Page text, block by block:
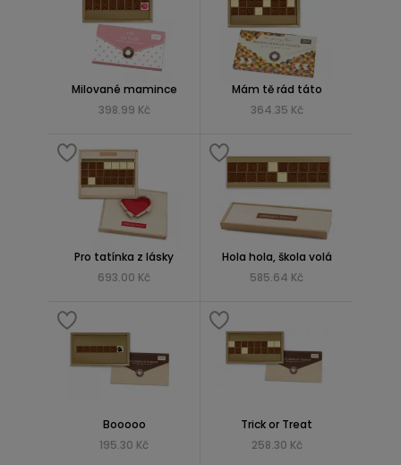
Milované mamince
398.99 Kč
Mám tě rád táto
364.35 Kč
Pro tatínka z lásky
693.00 Kč
Hola hola, škola volá
585.64 Kč
Booooo
195.30 Kč
Trick or Treat
258.30 Kč